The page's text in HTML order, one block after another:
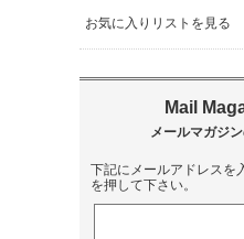
お気に入りリストを見る
下記にメールアドレスを
を押して下さい。